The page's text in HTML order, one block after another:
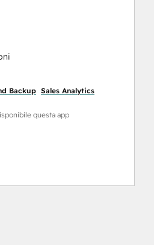
Backup Sales Analytics
questa app